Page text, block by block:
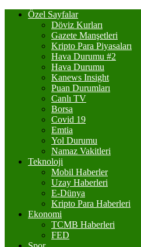
Özel Sayfalar
Döviz Kurları
Gazete Manşetleri
Kripto Para Piyasaları
Hava Durumu #2
Hava Durumu
Kanews Insight
Puan Durumları
Canlı TV
Borsa
Covid 19
Emtia
Yol Durumu
Namaz Vakitleri
Teknoloji
Mobil Haberler
Uzay Haberleri
E-Dünya
Kripto Para Haberleri
Ekonomi
TCMB Haberleri
FED